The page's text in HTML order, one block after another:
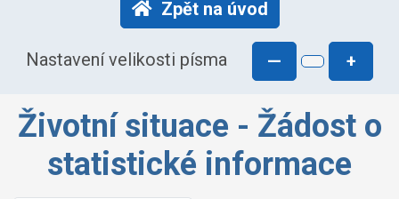
Zpět na úvod
Nastavení velikosti písma — +
Životní situace - Žádost o
statistické informace